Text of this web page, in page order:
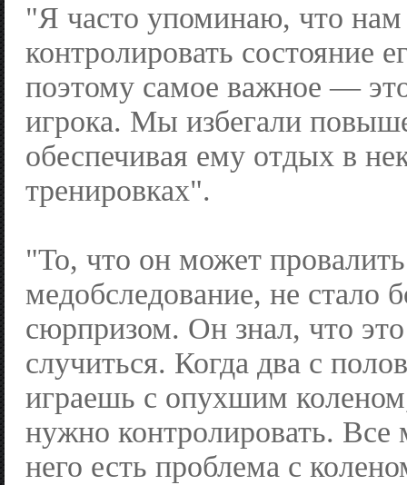
"Я часто упоминаю, что нам
контролировать состояние
поэтому самое важное —
игрока. Мы избегали
обеспечивая ему отдых в
тренировках".
"То, что он может провалить
медобследование, не стало
сюрпризом. Он знал, что
случиться. Когда два с
играешь с опухшим
нужно контролировать. Все
него есть проблема с